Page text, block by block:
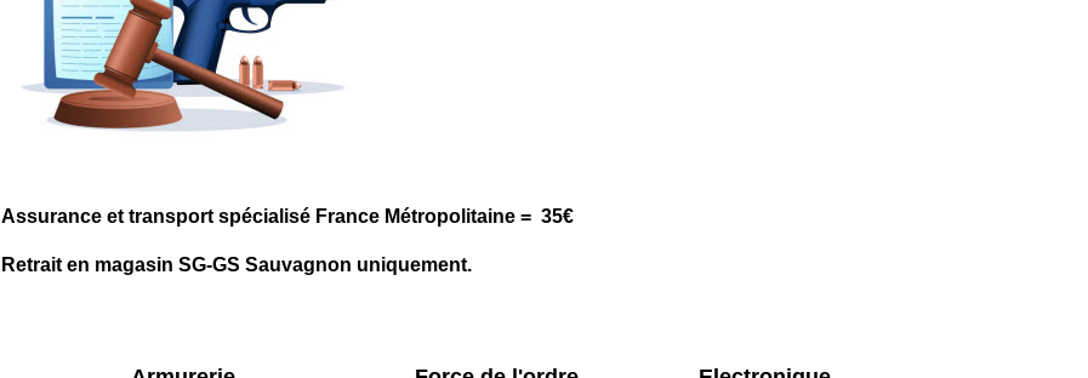
Assurance et transport spécialisé France Métropolitaine = 35€
Retrait en magasin SG-GS Sauvagnon uniquement.